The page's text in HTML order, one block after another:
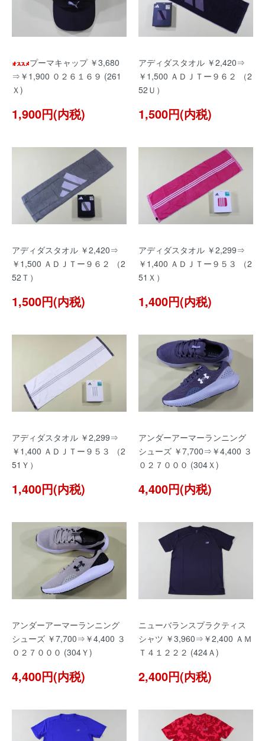
プーマキャップ ￥3,680
⇒￥1,900 ０２６１６９ (261
Ｘ)
1,900円(内税)
アディダスタオル ￥2,420⇒
￥1,500 ＡＤＪＴー９６２ （2
52Ｕ）
1,500円(内税)
アディダスタオル ￥2,420⇒
￥1,500 ＡＤＪＴー９６２ （2
52Ｔ）
1,500円(内税)
アディダスタオル ￥2,299⇒
￥1,400 ＡＤＪＴー９５３ （2
51Ｘ）
1,400円(内税)
アディダスタオル ￥2,299⇒
￥1,400 ＡＤＪＴー９５３ （2
51Ｙ）
1,400円(内税)
アンダーアーマーランニング
シューズ ￥7,700⇒￥4,400 ３
０２７０００ (304Ｘ)
4,400円(内税)
アンダーアーマーランニング
シューズ ￥7,700⇒￥4,400 ３
０２７０００ (304Ｙ)
4,400円(内税)
ニューバランスプラクティス
シャツ ￥3,960⇒￥2,400 ＡＭ
Ｔ４１２２２ (424Ａ)
2,400円(内税)